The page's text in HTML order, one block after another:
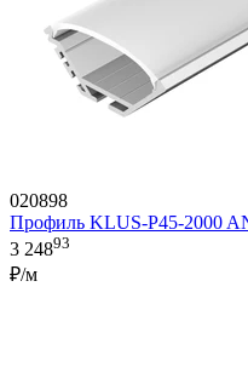
020898
Профиль KLUS-P45-2000
3 24893
₽/м